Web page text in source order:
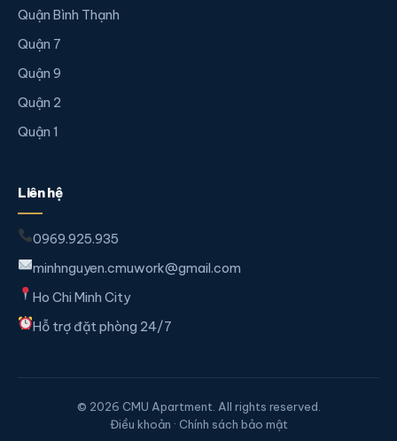
Quận Bình Thạnh
Quận 7
Quận 9
Quận 2
Quận 1
Liên hệ
0969.925.935
minhnguyen.cmuwork@gmail.com
Ho Chi Minh City
Hỗ trợ đặt phòng 24/7
© 2026 CMU Apartment. All rights reserved.
Điều khoản · Chính sách bảo mật